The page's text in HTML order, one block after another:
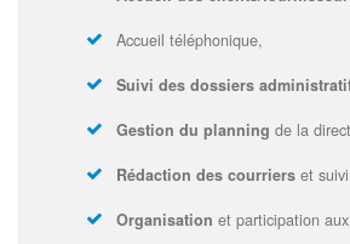
Accueil téléphonique,
Suivi des dossiers
Gestion du planning de la
Rédaction des courriers et
Organisation et participation